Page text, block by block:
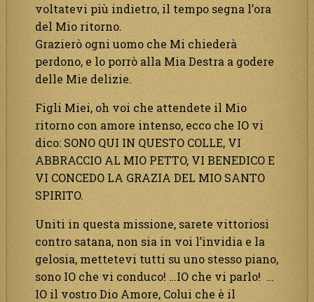
voltatevi più indietro, il tempo segna l’ora
del Mio ritorno.
Grazierò ogni uomo che Mi chiederà
perdono, e lo porrò alla Mia Destra a godere
delle Mie delizie.
Figli Miei, oh voi che attendete il Mio
ritorno con amore intenso, ecco che IO vi
dico: SONO QUI IN QUESTO COLLE, VI
ABBRACCIO AL MIO PETTO, VI BENEDICO E
VI CONCEDO LA GRAZIA DEL MIO SANTO
SPIRITO.
Uniti in questa missione, sarete vittoriosi
contro satana, non sia in voi l’invidia e la
gelosia, mettetevi tutti su uno stesso piano,
sono IO che vi conduco! …IO che vi parlo! …
IO il vostro Dio Amore, Colui che è il